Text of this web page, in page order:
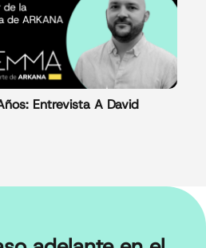
Entrevista A David